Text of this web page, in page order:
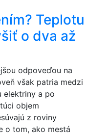
Teplotu
o dva až
odpoveďou na
však patria medzi
elektriny a po
objem
z roviny
o tom, ako mestá